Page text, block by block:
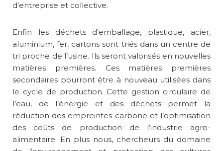
d’entreprise et collective.
Enfin les déchets d’emballage, plastique, acier,
aluminium, fer, cartons sont triés dans un centre de
tri proche de l’usine. Ils seront valorisés en nouvelles
matières premières. Ces matières premières
secondaires pourront être à nouveau utilisées dans
le cycle de production. Cette gestion circulaire de
l’eau, de l’énergie et des déchets permet la
réduction des empreintes carbone et l’optimisation
des coûts de production de l’industrie agro-
alimentaire. En plus nous, chercheurs du domaine